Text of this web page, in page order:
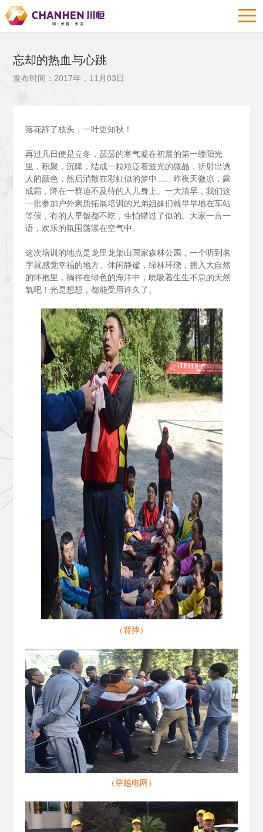
忘却的热血与心跳
发布时间：2017年，11月03日
落花辞了枝头，一叶更知秋！
再过几日便是立冬，瑟瑟的寒气凝在初晨的第一缕阳光
里，积聚，沉降，结成一粒粒泛着波光的微晶，折射出诱
人的颜色，然后消散在彩虹似的梦中...... 昨夜天微凉，露
成霜，降在一群迫不及待的人儿身上。一大清早，我们这
一批参加户外素质拓展培训的兄弟姐妹们就早早地在车站
等候，有的人早饭都不吃，生怕错过了似的。大家一言一
语，欢乐的氛围荡漾在空气中。
这次培训的地点是龙里龙架山国家森林公园，一个听到名
字就感觉幸福的地方。休闲静谧，绿林环绕，拥入大自然
的怀抱里，徜徉在绿色的海洋中，吮吸着生生不息的天然
氧吧！光是想想，都能受用许久了。
（背摔）
（穿越电网）